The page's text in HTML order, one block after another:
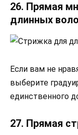
26. Прямая
длинных
Если вам не
выберите
единственного
27. Прямая